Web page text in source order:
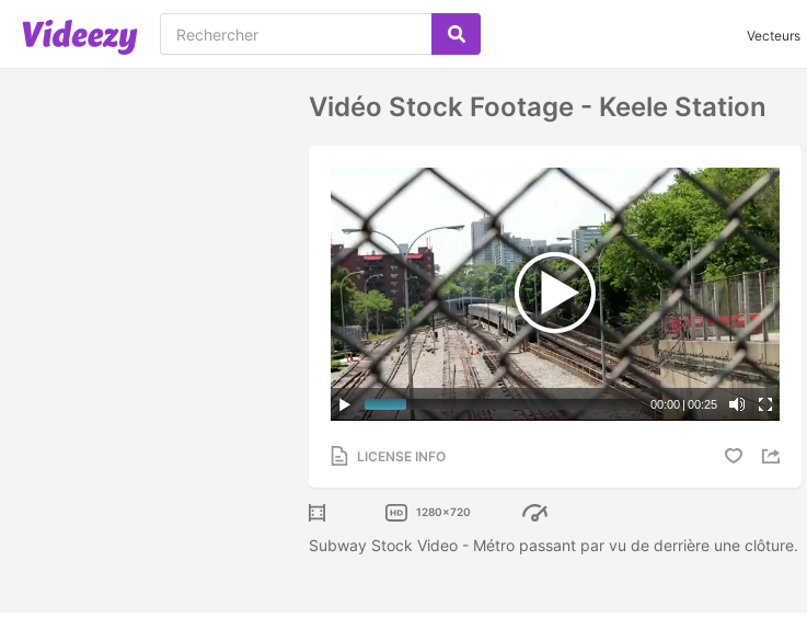
Vecteurs
Vidéo Stock Footage - Keele Station
00:00 |00:25
LICENSE INFO
1280x720
Subway Stock Video - Métro passant par vu de derrière une clôture.